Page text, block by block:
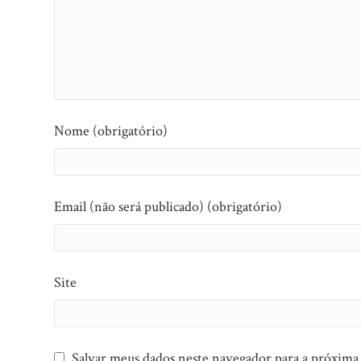
Nome (obrigatório)
Email (não será publicado) (obrigatório)
Site